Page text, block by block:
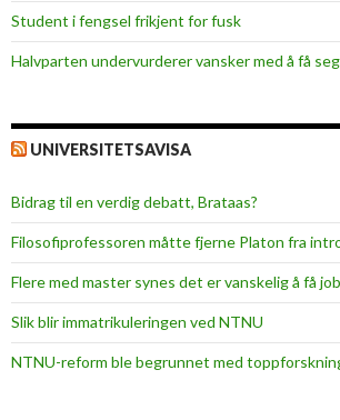
Student i fengsel frikjent for fusk
Halvparten undervurderer vansker med å få
UNIVERSITETSAVISA
Bidrag til en verdig debatt, Brataas?
Filosofiprofessoren måtte fjerne Platon fra
Flere med master synes det er vanskelig å få
Slik blir immatrikuleringen ved NTNU
NTNU-reform ble begrunnet med